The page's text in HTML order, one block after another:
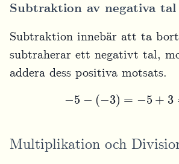
Subtraktion av negativa tal
Subtraktion innebär att ta
subtraherar ett negativt tal,
addera dess positiva motsats.
5− −3 )= 5+ 3 =
Multiplikation och